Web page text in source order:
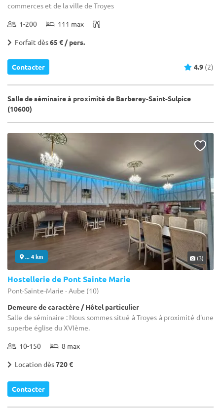
commerces et de la ville de Troyes
1-200 111 max
Forfait dès65 € / pers.
Contacter 4.9 (2)
Salle de séminaire à proximité de Barberey-Saint-Sulpice
(10600)
... 4 km (3)
Hostellerie de Pont Sainte Marie
Pont-Sainte-Marie - Aube (10)
Demeure de caractère / Hôtel particulier
Salle de séminaire : Nous sommes situé à Troyes à proximité d'une
superbe église du XVIème.
10-150 8 max
Location dès720 €
Contacter